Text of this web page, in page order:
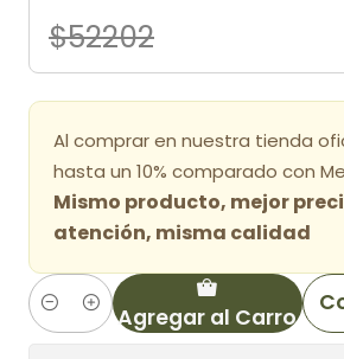
$52202
Al comprar en nuestra tienda
hasta un 10% comparado con
Mismo producto, mejor
atención, misma calidad
Cantidad Agregar al Carro